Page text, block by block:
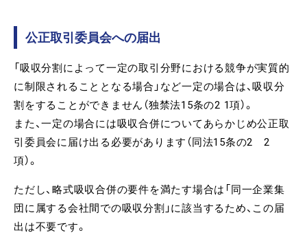
公正取引委員会への届出
「吸収分割によって一定の取引分野における競争が実質的
に制限されることとなる場合」など一定の場合は、吸収分
割をすることができません（独禁法15条の2 1項）。
また、一定の場合には吸収合併についてあらかじめ公正取
引委員会に届け出る必要があります（同法15条の2 2
項）。
ただし、略式吸収合併の要件を満たす場合は「同一企業集
団に属する会社間での吸収分割」に該当するため、この届
出は不要です。